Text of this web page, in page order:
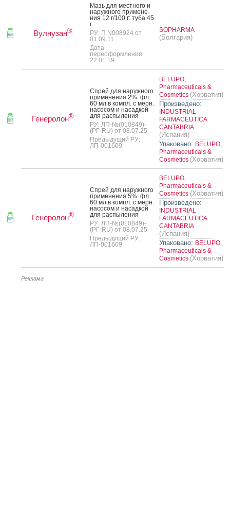
Вулнузан®
Мазь для мес­тно­го и
на­руж­но­го при­мене­
ния 12 г/100 г: ту­ба 45
г
РУ: П N008924 от
01.09.11
Дата
переоформления:
22.01.19
SOPHARMA
(Болгария)
Генеролон®
Спрей для на­руж­но­го
при­мене­ния 2%: фл.
60 мл в компл. с мерн.
на­сосом и на­сад­кой
для рас­пы­ления
РУ: ЛП-№(010849)-
(РГ-RU) от 08.07.25
Предыдущий РУ:
ЛП-001609
BELUPO,
Pharmaceuticals &
Cosmetics (Хорватия)
Произведено:
INDUSTRIAL
FARMACEUTICA
CANTABRIA
(Испания)
Упаковано: BELUPO,
Pharmaceuticals &
Cosmetics (Хорватия)
Генеролон®
Спрей для на­руж­но­го
при­мене­ния 5%: фл.
60 мл в компл. с мерн.
на­сосом и на­сад­кой
для рас­пы­ления
РУ: ЛП-№(010849)-
(РГ-RU) от 08.07.25
Предыдущий РУ:
ЛП-001609
BELUPO,
Pharmaceuticals &
Cosmetics (Хорватия)
Произведено:
INDUSTRIAL
FARMACEUTICA
CANTABRIA
(Испания)
Упаковано: BELUPO,
Pharmaceuticals &
Cosmetics (Хорватия)
Реклама